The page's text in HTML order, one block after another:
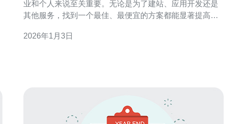
业和个人来说至关重要。无论是为了建站、应用开发还是
其他服务，找到一个最佳、最便宜的方案都能显著提高你
择最适合你的VPS方案，包括各大服务提供商的特点、价
2026年1月3日